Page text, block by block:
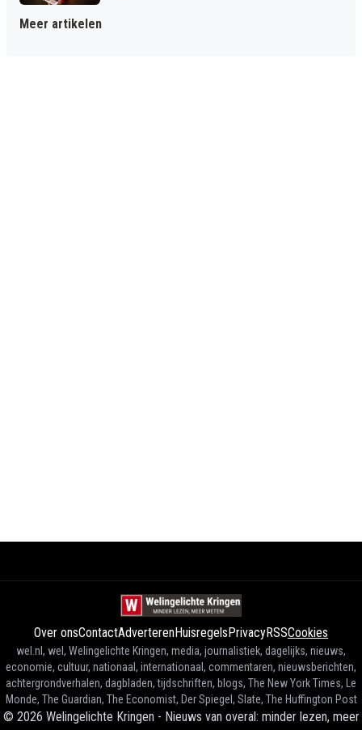
Meer artikelen
Over onsContactAdverterenHuisregelsPrivacyRSSCookies
wel.nl, wel, Welingelichte Kringen, media, journalistiek, dagelijks, nieuws,
economie, cultuur, nationaal, internationaal, commentaren, nieuwsberichten,
achtergrondverhalen, dagbladen, tijdschriften, blogs, The New York Times, Le
Monde, The Guardian, The Economist, Der Spiegel, Slate, The Huffington Post
© 2026 Welingelichte Kringen - Nieuws van overal: minder lezen, meer